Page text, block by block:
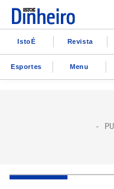
IstoÉ Revista
Esportes Menu